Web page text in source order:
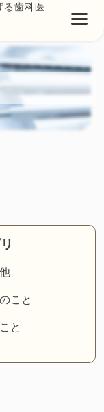
る歯科医
こと
と